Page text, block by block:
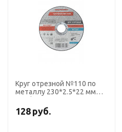
Круг отрезной №110 по
металлу 230*2.5*22 мм
тип 41
128 руб.